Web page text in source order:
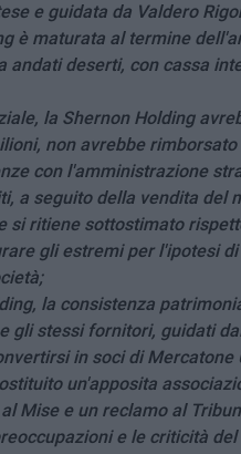
e guidata da Valdero
è maturata al termine
andati deserti, con cassa
la Shernon Holding
non avrebbe
con l'amministrazione
a seguito della vendita del
si ritiene sottostimato
gli estremi per l'ipotesi
la consistenza
gli stessi fornitori, guidati
in soci di Mercatone
un'apposita
Mise e un reclamo al
e le criticità del